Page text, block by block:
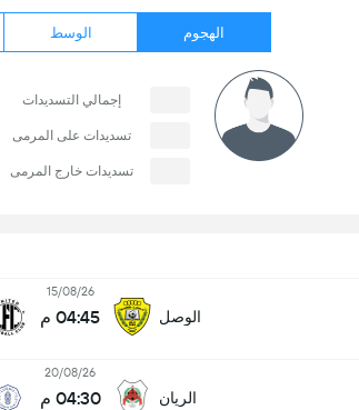
الوصل
15/08/26
04:45 م
الريان
20/08/26
04:30 م
الهجوم الوسط
إجمالي التسديدات
تسديدات على المرمى
تسديدات خارج المرمى